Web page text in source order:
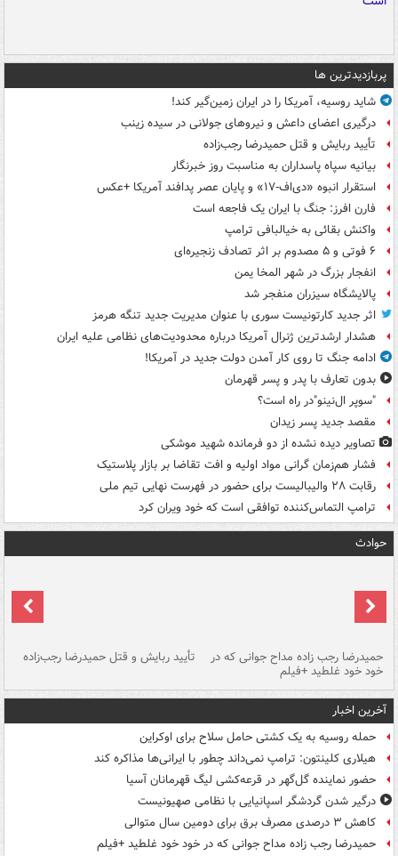
پربازدیدترین ها
شاید روسیه، آمریکا را در ایران زمین‌گیر کند!
درگیری اعضای داعش و نیروهای جولانی در سیده زینب
تأیید ربایش و قتل حمیدرضا رجب‌زاده
بیانیه سپاه پاسداران به مناسبت روز خبرنگار
استقرار انبوه «دی‌اف‑۱۷» و پایان عصر پدافند آمریکا +عکس
فارن افرز: جنگ با ایران یک فاجعه است
واکنش بقائی به خیالبافی ترامپ
۶ فوتی و ۵ مصدوم بر اثر تصادف زنجیره‌ای
انفجار بزرگ در شهر المخا یمن
پالایشگاه سیزران منفجر شد
اثر جدید کارتونیست سوری با عنوان مدیریت جدید تنگه هرمز
هشدار ارشدترین ژنرال آمریکا درباره محدودیت‌های نظامی علیه ایران
ادامه جنگ تا روی کار آمدن دولت جدید در آمریکا!
بدون تعارف با پدر و پسر قهرمان
"سوپر ال‌نینو"در راه است؟
مقصد جدید پسر زیدان
تصاویر دیده‌ نشده از دو فرمانده شهید موشکی
فشار هم‌زمان گرانی مواد اولیه و افت تقاضا بر بازار پلاستیک
رقابت ۲۸ والیبالیست برای حضور در فهرست نهایی تیم ملی
ترامپ التماس‌کننده توافقی است که خود ویران کرد
حوادث
حمیدرضا رجب زاده مداح جوانی که در
خود خود غلطید +فیلم
تأیید ربایش و قتل حمیدرضا رجب‌زاده
آخرین اخبار
حمله روسیه به یک کشتی حامل سلاح برای اوکراین
هیلاری کلینتون: ترامپ نمی‌داند چطور با ایرانی‌ها مذاکره کند
حضور نماینده گل‌گهر در قرعه‌کشی لیگ قهرمانان آسیا
درگیر شدن گردشگر اسپانیایی با نظامی صهیونیست
کاهش ۳ درصدی مصرف برق برای دومین سال متوالی
حمیدرضا رجب زاده مداح جوانی که در خود خود غلطید +فیلم